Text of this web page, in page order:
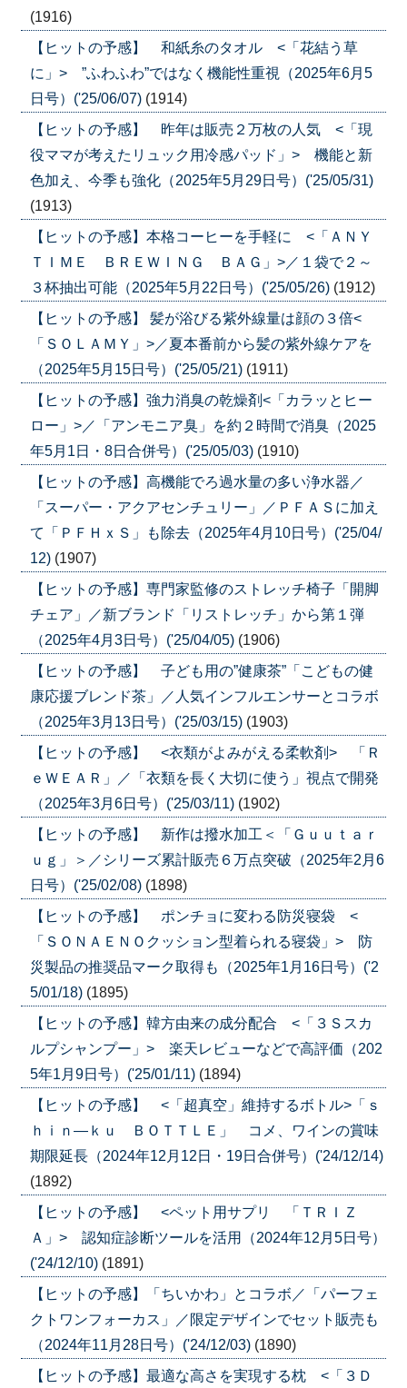
(1916)
【ヒットの予感】 和紙糸のタオル <「花結う草
に」> ”ふわふわ”ではなく機能性重視（2025年6月5
日号）('25/06/07) (1914)
【ヒットの予感】 昨年は販売２万枚の人気 <「現
役ママが考えたリュック用冷感パッド」> 機能と新
色加え、今季も強化（2025年5月29日号）('25/05/31)
(1913)
【ヒットの予感】本格コーヒーを手軽に <「ＡＮＹ
ＴＩＭＥ ＢＲＥＷＩＮＧ ＢＡＧ」>／１袋で２～
３杯抽出可能（2025年5月22日号）('25/05/26) (1912)
【ヒットの予感】 髪が浴びる紫外線量は顔の３倍<
「ＳＯＬＡＭＹ」>／夏本番前から髪の紫外線ケアを
（2025年5月15日号）('25/05/21) (1911)
【ヒットの予感】強力消臭の乾燥剤<「カラッとヒー
ロー」>／「アンモニア臭」を約２時間で消臭（2025
年5月1日・8日合併号）('25/05/03) (1910)
【ヒットの予感】高機能でろ過水量の多い浄水器／
「スーパー・アクアセンチュリー」／ＰＦＡＳに加え
て「ＰＦＨｘＳ」も除去（2025年4月10日号）('25/04/
12) (1907)
【ヒットの予感】専門家監修のストレッチ椅子「開脚
チェア」／新ブランド「リストレッチ」から第１弾
（2025年4月3日号）('25/04/05) (1906)
【ヒットの予感】 子ども用の”健康茶”「こどもの健
康応援ブレンド茶」／人気インフルエンサーとコラボ
（2025年3月13日号）('25/03/15) (1903)
【ヒットの予感】 <衣類がよみがえる柔軟剤> 「Ｒ
ｅＷＥＡＲ」／「衣類を長く大切に使う」視点で開発
（2025年3月6日号）('25/03/11) (1902)
【ヒットの予感】 新作は撥水加工＜「Ｇｕｕｔａｒ
ｕｇ」＞／シリーズ累計販売６万点突破（2025年2月6
日号）('25/02/08) (1898)
【ヒットの予感】 ポンチョに変わる防災寝袋 <
「ＳＯＮＡＥＮＯクッション型着られる寝袋」> 防
災製品の推奨品マーク取得も（2025年1月16日号）('2
5/01/18) (1895)
【ヒットの予感】韓方由来の成分配合 <「３Ｓスカ
ルプシャンプー」> 楽天レビューなどで高評価（202
5年1月9日号）('25/01/11) (1894)
【ヒットの予感】 <「超真空」維持するボトル>「ｓ
ｈｉｎ―ｋｕ ＢＯＴＴＬＥ」 コメ、ワインの賞味
期限延長（2024年12月12日・19日合併号）('24/12/14)
(1892)
【ヒットの予感】 <ペット用サプリ 「ＴＲＩＺ
Ａ」> 認知症診断ツールを活用（2024年12月5日号）
('24/12/10) (1891)
【ヒットの予感】「ちいかわ」とコラボ／「パーフェ
クトワンフォーカス」／限定デザインでセット販売も
（2024年11月28日号）('24/12/03) (1890)
【ヒットの予感】最適な高さを実現する枕 <「３Ｄ